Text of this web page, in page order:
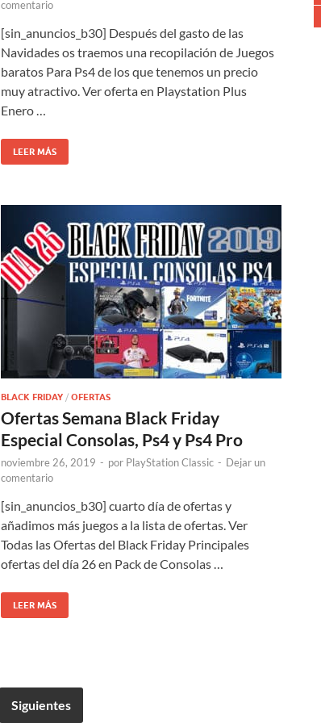
comentario
[sin_anuncios_b30] Después del gasto de las
Navidades os traemos una recopilación de Juegos
baratos Para Ps4 de los que tenemos un precio
muy atractivo. Ver oferta en Playstation Plus
Enero …
LEER MÁS
BLACK FRIDAY / OFERTAS
Ofertas Semana Black Friday
Especial Consolas, Ps4 y Ps4 Pro
noviembre 26, 2019 - por PlayStation Classic - Dejar un
comentario
[sin_anuncios_b30] cuarto día de ofertas y
añadimos más juegos a la lista de ofertas. Ver
Todas las Ofertas del Black Friday Principales
ofertas del día 26 en Pack de Consolas …
LEER MÁS
Siguientes